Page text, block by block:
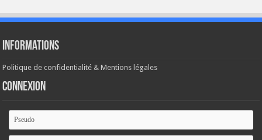
Informations
Politique de confidentialité & Mentions légales
Connexion